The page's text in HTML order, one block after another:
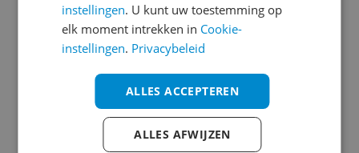
Introductie en ondersteuning
Kookzones
Mogelijke vereisten instellen en gebruik
Overige kenmerken
Productinformatie
instellingen. U kunt uw toestemming op
elk moment intrekken in Cookie-
instellingen. Privacybeleid
ALLES ACCEPTEREN
ALLES AFWIJZEN